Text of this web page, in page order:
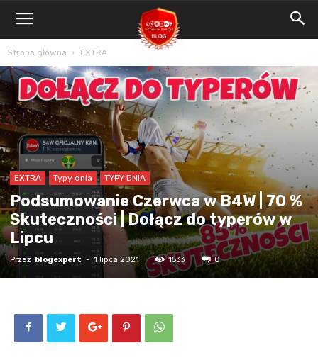
Blog
Strona główna EXTRA
EXTRA Typy dnia TYPY DNIA
Podsumowanie Czerwca w B4W | 70 %
Skuteczności | Dołącz do typerów w
Lipcu
Przez blogexpert - 1 lipca 2021 1533 0